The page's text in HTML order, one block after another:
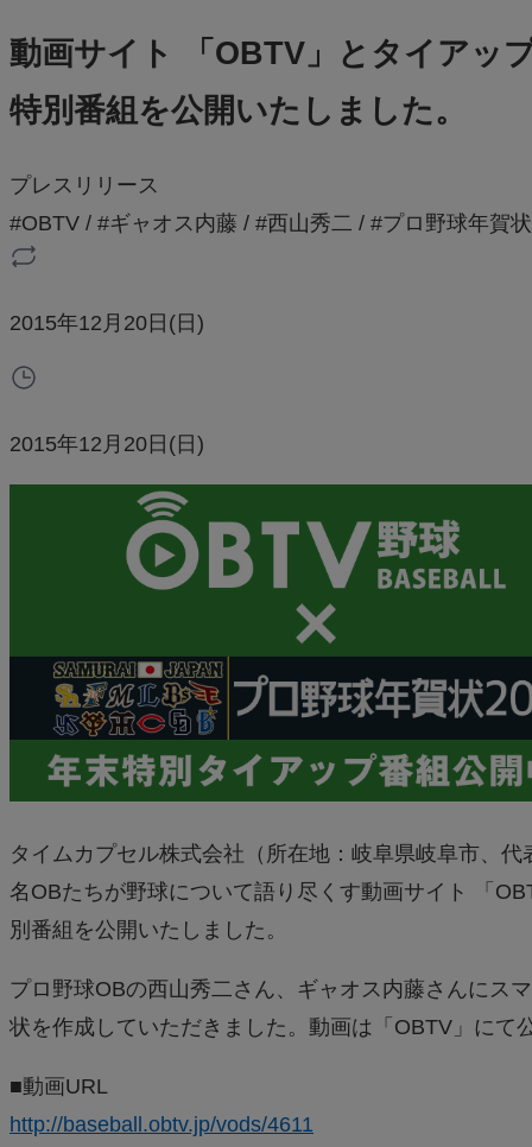
動画サイト 「OBTV」とタイアッ
特別番組を公開いたしました。
プレスリリース
#OBTV / #ギャオス内藤 / #西山秀二 / #プロ野球年賀
2015年12月20日(日)
2015年12月20日(日)
タイムカプセル株式会社（所在地：岐阜県岐阜市、
名OBたちが野球について語り尽くす動画サイト 「
別番組を公開いたしました。
プロ野球OBの西山秀二さん、ギャオス内藤さんにス
状を作成していただきました。動画は「OBTV」にて
■動画URL
http://baseball.obtv.jp/vods/4611